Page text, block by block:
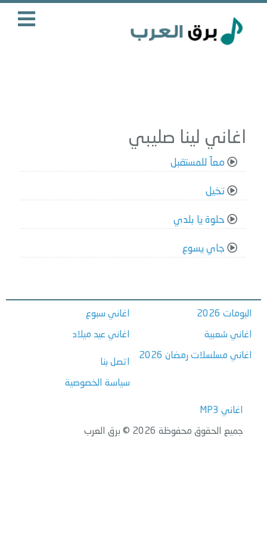
اغاني لينا صليبي
معاً للمستقبل
تخيل
حلوة يا بلدي
جاي يسوع
البومات 2026
اغاني شعبية
اغاني مسلسلات رمضان 2026
اغاني سبوع
اغاني عيد ميلاد
اتصل بنا
سياسة الخصوصية
اغاني MP3
جميع الحقوق محفوظة 2026 © برق العرب